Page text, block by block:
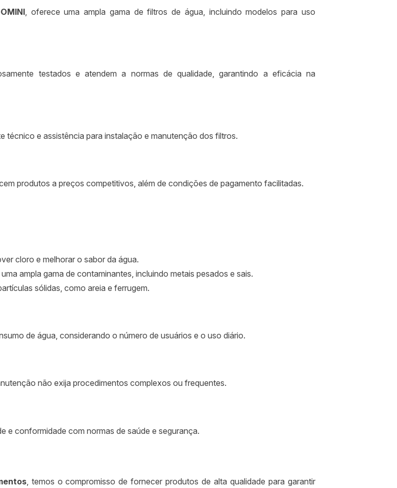
, oferece uma ampla gama de filtros de água, incluindo modelos para uso
testados e atendem a normas de qualidade, garantindo a eficácia na
técnico e assistência para instalação e manutenção dos filtros.
produtos a preços competitivos, além de condições de pagamento facilitadas.
cloro e melhorar o sabor da água.
ampla gama de contaminantes, incluindo metais pesados e sais.
sólidas, como areia e ferrugem.
de água, considerando o número de usuários e o uso diário.
não exija procedimentos complexos ou frequentes.
e conformidade com normas de saúde e segurança.
, temos o compromisso de fornecer produtos de alta qualidade para garantir